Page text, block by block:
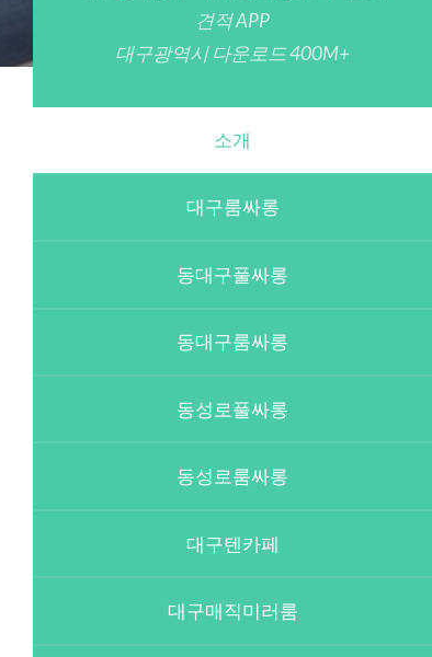
견적 APP
대구광역시 다운로드 400M+
소개
대구룸싸롱
동대구풀싸롱
동대구룸싸롱
동성로풀싸롱
동성로룸싸롱
대구텐카페
대구매직미러룸